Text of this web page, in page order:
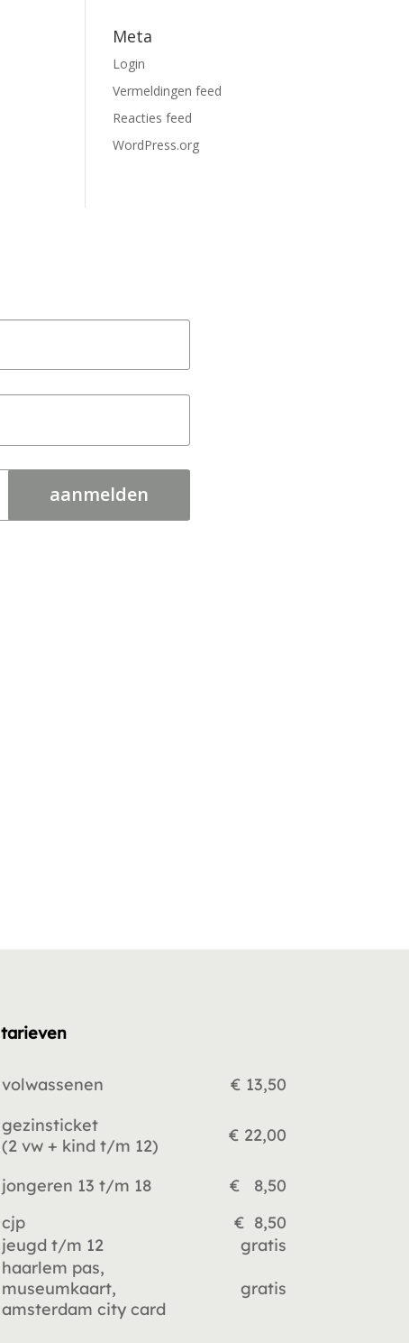
Meta
Login
Vermeldingen feed
Reacties feed
WordPress.org
aanmelden
tarieven
volwassenen
€ 13,50
gezinsticket
(2 vw + kind t/m 12)
€ 22,00
jongeren 13 t/m 18
€ 8,50
cjp
€ 8,50
jeugd t/m 12
gratis
haarlem pas,
museumkaart,
amsterdam city card
gratis